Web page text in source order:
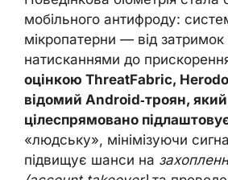
мобільного антифроду:
мікропатерни — від затримок
натисканнями до
оцінкою ThreatFabric,
відомий Android‑троян, який
цілеспрямовано
«людську», мінімізуючи
підвищує шанси на